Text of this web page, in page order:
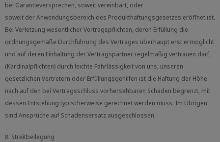
bei Garantieversprechen, soweit vereinbart, oder
soweit der Anwendungsbereich des Produkthaftungsgesetzes eröffnet ist.
Bei Verletzung wesentlicher Vertragspflichten, deren Erfüllung die
ordnungsgemäße Durchführung des Vertrages überhaupt erst ermöglicht
und auf deren Einhaltung der Vertragspartner regelmäßig vertrauen darf,
(Kardinalpflichten) durch leichte Fahrlässigkeit von uns, unseren
gesetzlichen Vertretern oder Erfüllungsgehilfen ist die Haftung der Höhe
nach auf den bei Vertragsschluss vorhersehbaren Schaden begrenzt, mit
dessen Entstehung typischerweise gerechnet werden muss. Im Übrigen
sind Ansprüche auf Schadensersatz ausgeschlossen.
8. Streitbeilegung